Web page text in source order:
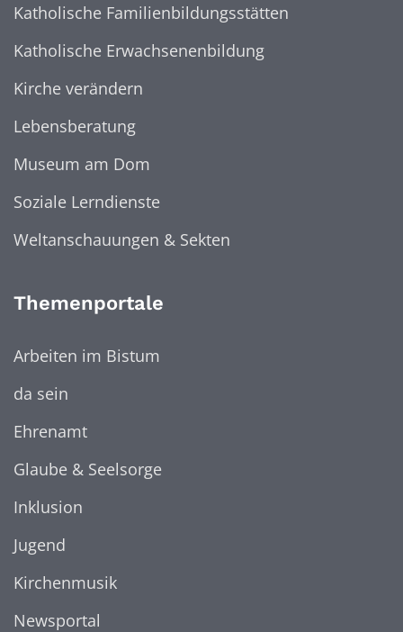
Katholische Familienbildungsstätten
Katholische Erwachsenenbildung
Kirche verändern
Lebensberatung
Museum am Dom
Soziale Lerndienste
Weltanschauungen & Sekten
Themenportale
Arbeiten im Bistum
da sein
Ehrenamt
Glaube & Seelsorge
Inklusion
Jugend
Kirchenmusik
Newsportal